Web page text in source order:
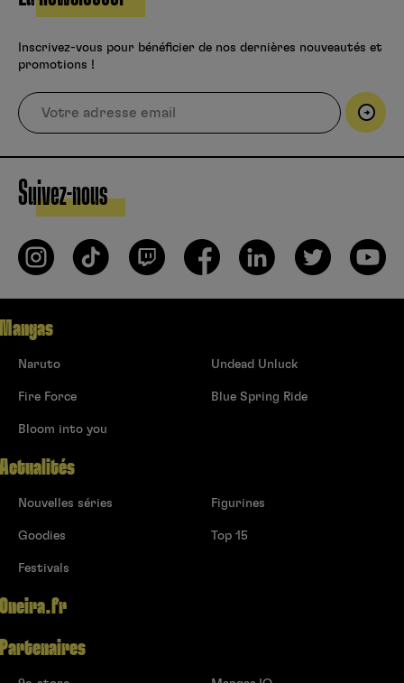
Inscrivez-vous pour bénéficier de nos dernières nouveautés et
promotions !
Suivez-nous
Mangas
Naruto
Fire Force
Bloom into you
Undead Unluck
Blue Spring Ride
Actualités
Nouvelles séries
Goodies
Festivals
Figurines
Top 15
Oneira.fr
Partenaires